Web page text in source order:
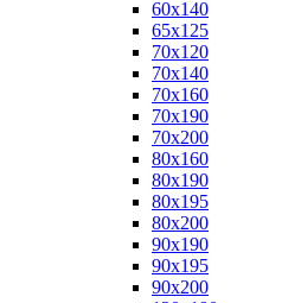
60x140
65x125
70x120
70x140
70x160
70x190
70x200
80x160
80x190
80x195
80x200
90x190
90x195
90x200